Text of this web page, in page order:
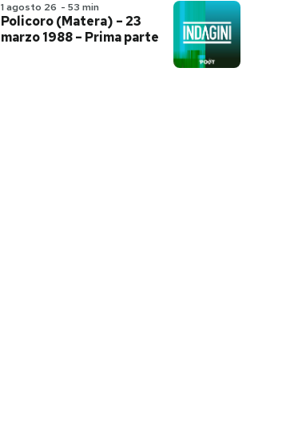
1 agosto 26 - 53 min
Policoro (Matera) – 23
marzo 1988 – Prima parte